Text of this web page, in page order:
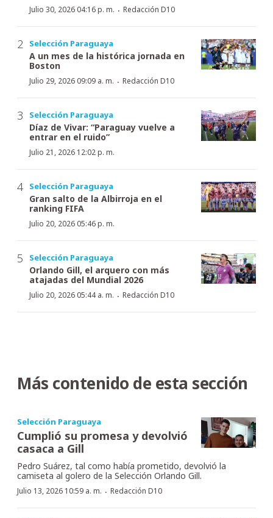
Julio 30, 2026 04:16 p. m. · Redacción D10
Selección Paraguaya
A un mes de la histórica jornada en
Boston
Julio 29, 2026 09:09 a. m. · Redacción D10
Selección Paraguaya
Díaz de Vivar: “Paraguay vuelve a
entrar en el ruido”
Julio 21, 2026 12:02 p. m.
Selección Paraguaya
Gran salto de la Albirroja en el
ranking FIFA
Julio 20, 2026 05:46 p. m.
Selección Paraguaya
Orlando Gill, el arquero con más
atajadas del Mundial 2026
Julio 20, 2026 05:44 a. m. · Redacción D10
Más contenido de esta sección
Selección Paraguaya
Cumplió su promesa y devolvió
casaca a Gill
Pedro Suárez, tal como había prometido, devolvió la
camiseta al golero de la Selección Orlando Gill.
Julio 13, 2026 10:59 a. m. · Redacción D10